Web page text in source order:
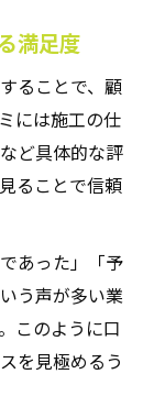
満足度
ることで、顧
には施工の仕
ど具体的な評
ることで信頼
あった」「予
う声が多い業
このように口
を見極めるう